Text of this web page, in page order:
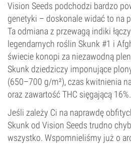
Vision Seeds podchodzi bardzo
genetyki – doskonale widać to na
Ta odmiana z przewagą indiki
legendarnych roślin Skunk #1 i
świecie konopi za niezawodną
Skunk dziedziczy imponujące
(650–700 g/m²), czas kwitnienia
oraz zawartość THC sięgającą 16%.
Jeśli zależy Ci na naprawdę
Skunk od Vision Seeds trudno
wszystko. Wspomnieliśmy już o